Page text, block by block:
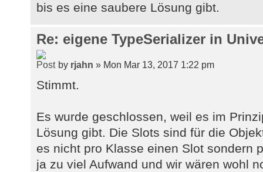
bis es eine saubere Lösung gibt.
Re: eigene TypeSerializer in
by rjahn » Mon Mar 13, 2017 1:22 pm
Stimmt.
Es wurde geschlossen, weil es im
Lösung gibt. Die Slots sind für die
es nicht pro Klasse einen Slot sondern
ja zu viel Aufwand und wir wären wohl